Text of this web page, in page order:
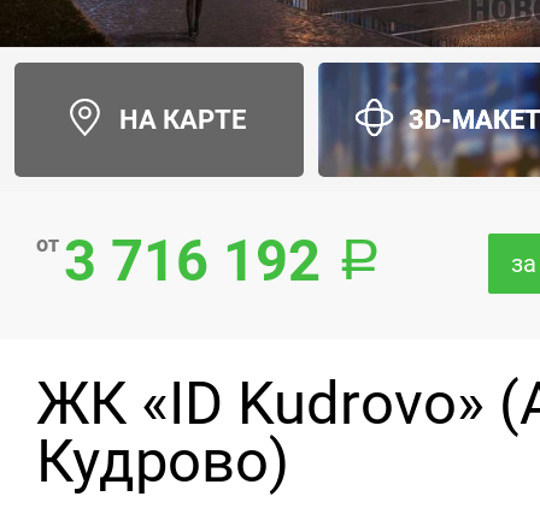
НА КАРТЕ 3D-
от 3 716 192
ЖК «ID Kudrovo»
Кудрово)